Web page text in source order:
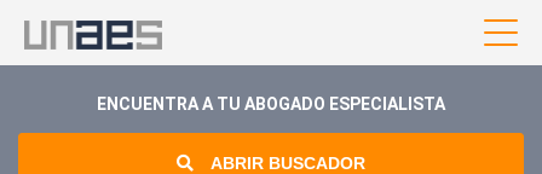
ENCUENTRA A TU ABOGADO ESPECIALISTA
ABRIR BUSCADOR